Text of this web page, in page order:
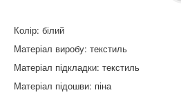
Колір: білий
Матеріал виробу: текстиль
Матеріал підкладки: текстиль
Матеріал підошви: піна